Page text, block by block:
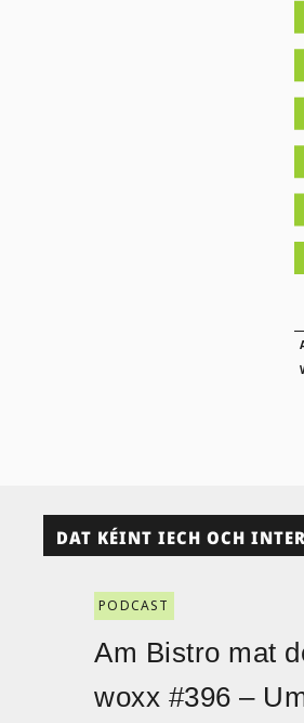
DAT KÉINT IECH OCH
PODCAST
Am Bistro mat
woxx #396 –